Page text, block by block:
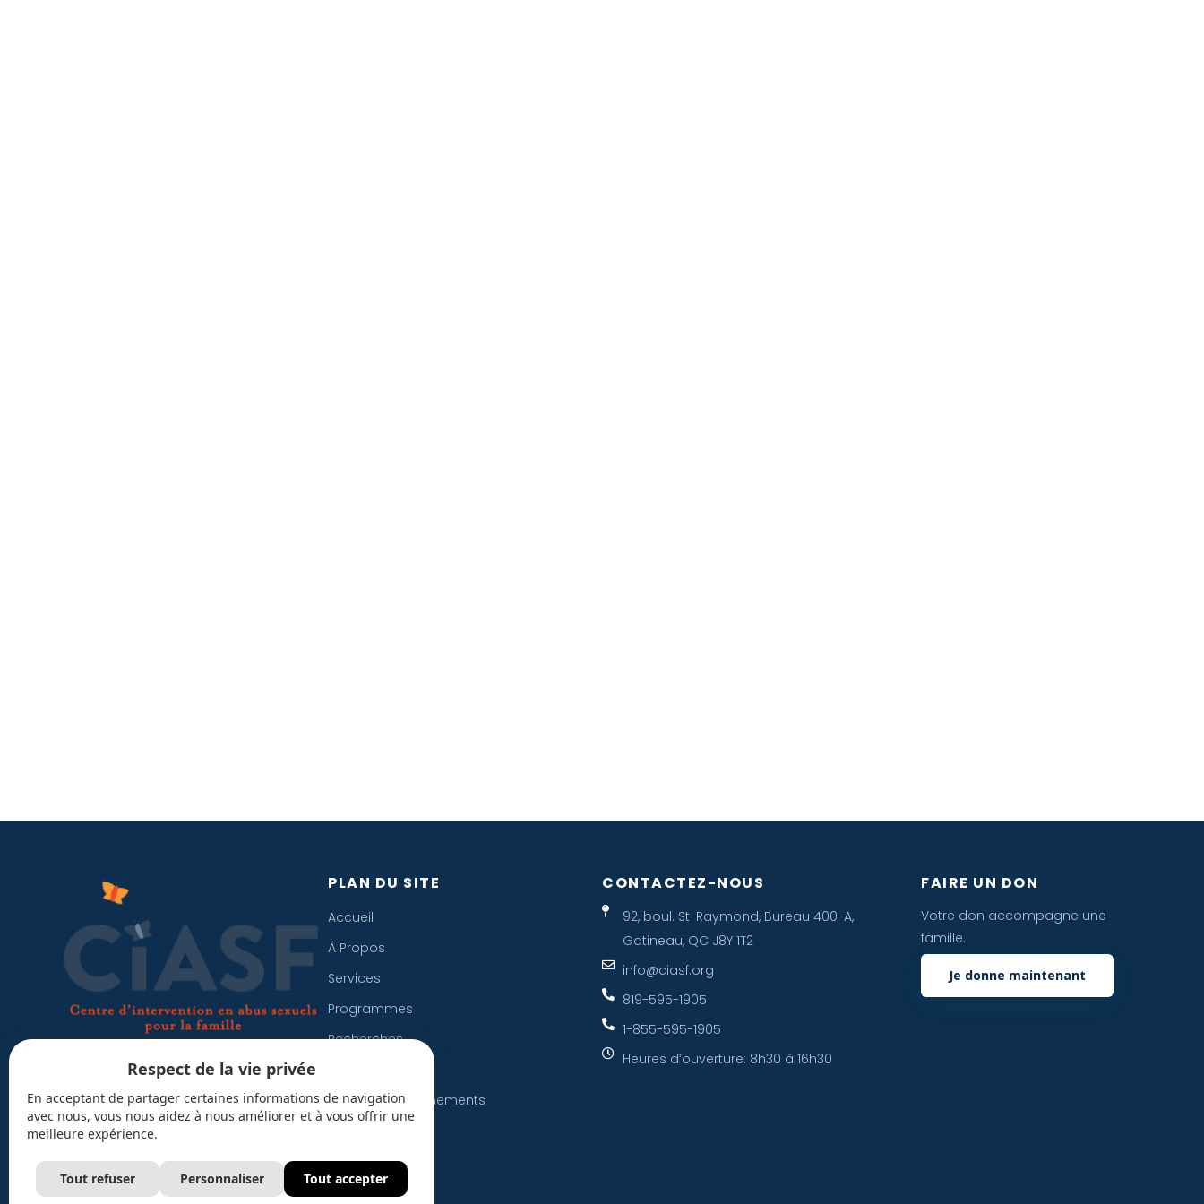
Services spécialisés pour les familles
touchées par l’abus sexuel
PLAN DU SITE
Accueil
À Propos
Services
Programmes
Recherches
Nouvelles Et Evénements
Nous Joindre
CONTACTEZ-NOUS
92, boul. St-Raymond, Bureau 400-A,
Gatineau, QC J8Y 1T2
info@ciasf.org
819-595-1905
1-855-595-1905
Heures d’ouverture: 8h30 à 16h30
FAIRE UN DON
Votre don accompagne une
famille.
Je donne maintenant
Respect de la vie privée
En acceptant de partager certaines informations de navigation
avec nous, vous nous aidez à nous améliorer et à vous offrir une
meilleure expérience.
Tout refuser Personnaliser Tout accepter